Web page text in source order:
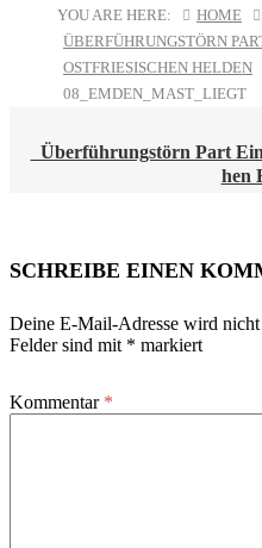
YOU ARE HERE:
HOME
ÜBERFÜHRUNGSTÖRN
OSTFRIESISCHEN HELDEN
08_EMDEN_MAST_LIEGT
NAVIGATION
Überführungstörn Part
hen
SCHREIBE EINEN
Deine E-Mail-Adresse wird
Felder sind mit * markiert
Kommentar *